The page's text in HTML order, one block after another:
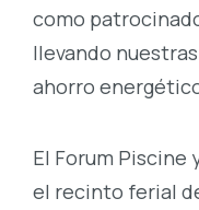
como
llevando
ahorro
El Forum Piscine
el recinto ferial